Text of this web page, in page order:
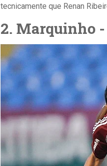
tecnicamente que Renan
2. Marquinho